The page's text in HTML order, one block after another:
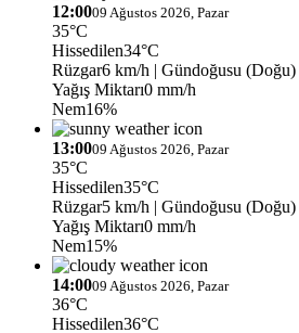
12:0009 Ağustos 2026, Pazar
35°C
Hissedilen34°C
Rüzgar6 km/h | Gündoğusu (Doğu)
Yağış Miktarı0 mm/h
Nem16%
13:0009 Ağustos 2026, Pazar
35°C
Hissedilen35°C
Rüzgar5 km/h | Gündoğusu (Doğu)
Yağış Miktarı0 mm/h
Nem15%
14:0009 Ağustos 2026, Pazar
36°C
Hissedilen36°C